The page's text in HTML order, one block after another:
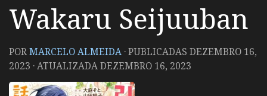
Wakaru Seijuuban
PORMARCELO ALMEIDA · PUBLICADAS DEZEMBRO 16,
2023 · ATUALIZADADEZEMBRO 16, 2023